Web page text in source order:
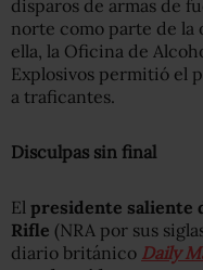
disparos de armas de
norte como parte de la
ella, la Oficina de
Explosivos permitió el
a traficantes.
Disculpas sin final
El presidente saliente
Rifle (NRA por sus
diario británico Daily